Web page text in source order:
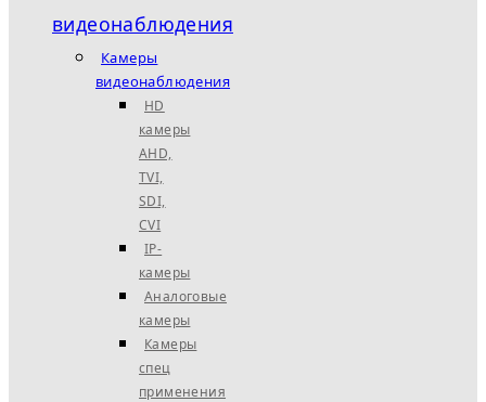
видеонаблюдения
Камеры
видеонаблюдения
HD
камеры
AHD,
TVI,
SDI,
CVI
IP-
камеры
Аналоговые
камеры
Камеры
спец
применения